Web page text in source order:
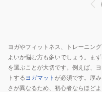
ー
ウ
ェ
ー
ヨガやフィットネス、トレーニン
よいか悩む方も多いでしょう。ま
を選ぶことが大切です。例えば、
トするヨガマット が必須です。厚
さが異なるため、初心者ならほど